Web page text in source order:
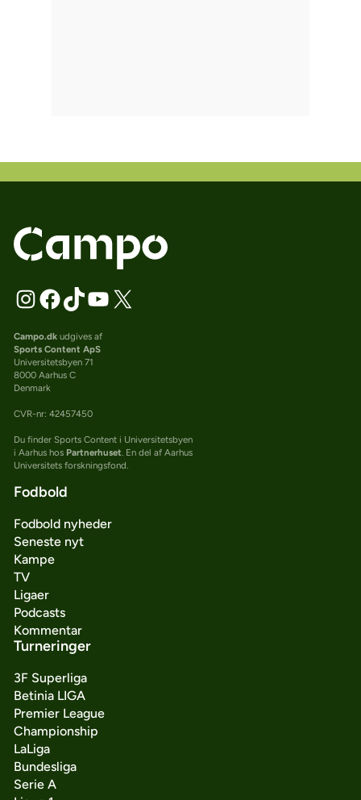
Campo.dkudgives af
Sports Content ApS
Universitetsbyen 71
8000 Aarhus C
Denmark
CVR-nr: 42457450
Du finder Sports Content i Universitetsbyen
i Aarhus hos Partnerhuset . En del af Aarhus
Universitets forskningsfond.
Fodbold
Fodbold nyheder
Seneste nyt
Kampe
TV
Ligaer
Podcasts
Kommentar
Turneringer
3F Superliga
Betinia LIGA
Premier League
Championship
LaLiga
Bundesliga
Serie A